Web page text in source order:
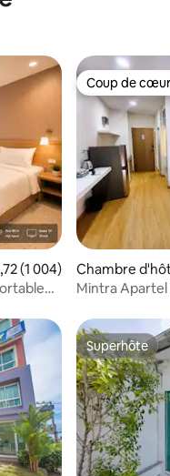
moyenne de 4,72 sur 5,
(1 004)
Coup de
Coup de
Chambre
ng Kung
Mintra Apartel
Superhôte
Superhôte